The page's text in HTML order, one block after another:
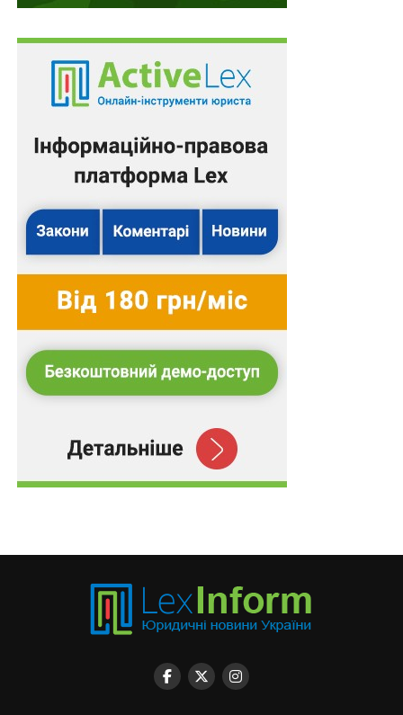
яким внесено зміни допункту 10-2 розділу XIII
Читайте також: Незаконність відсторонення
роботодавцем працівника
Цією редакцією змінено порядок розпорядження
фізичними особами-боржниками коштами, на які
накладено арешт органами державної виконавчої
Україні воєнного стану, введеного Указом
Президента України від 24.02.2022 р. № 64/2022
Внесеними змінами передбачено, зокрема, що
воєнного стану в Україні:
‒ фізичні особи – це боржники, на кошти яких
накладено арешт органами державної виконавчої
служби, приватними виконавцями, які можуть
на суму в розмірі, що протягом одного календарного
місяця не перевищує двох розмірів мінімальної
заробітної плати, встановленої законом про
видаткових операцій у порядку, встановленому цим
підпунктом. Звернення стягнення в межах зазначеної
суми на такому рахунку не здійснюється;
‒ для визначення такого поточного рахунку в банку
фізична особа-боржник звертається до органу